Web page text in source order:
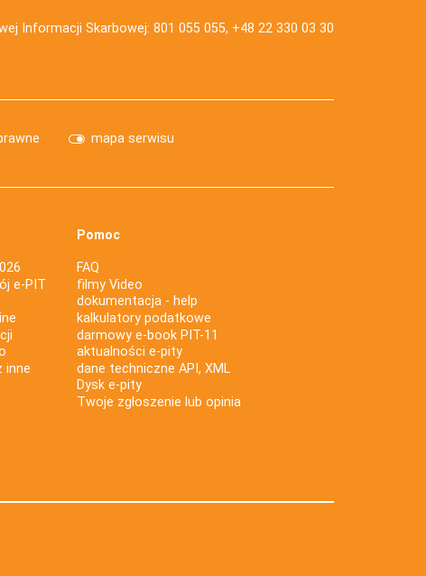
Informacji Skarbowej: 801 055 055, +48 22 330 03 30
mapa serwisu
e-PIT
inne
Pomoc
FAQ
filmy Video
dokumentacja - help
kalkulatory podatkowe
darmowy e-book PIT-11
aktualności e-pity
dane techniczne API, XML
Dysk e-pity
Twoje zgłoszenie lub opinia